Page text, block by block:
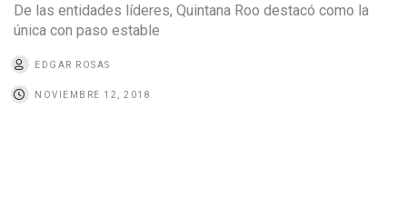
De las entidades líderes, Quintana Roo destacó como la
única con paso estable
EDGAR ROSAS
NOVIEMBRE 12, 2018